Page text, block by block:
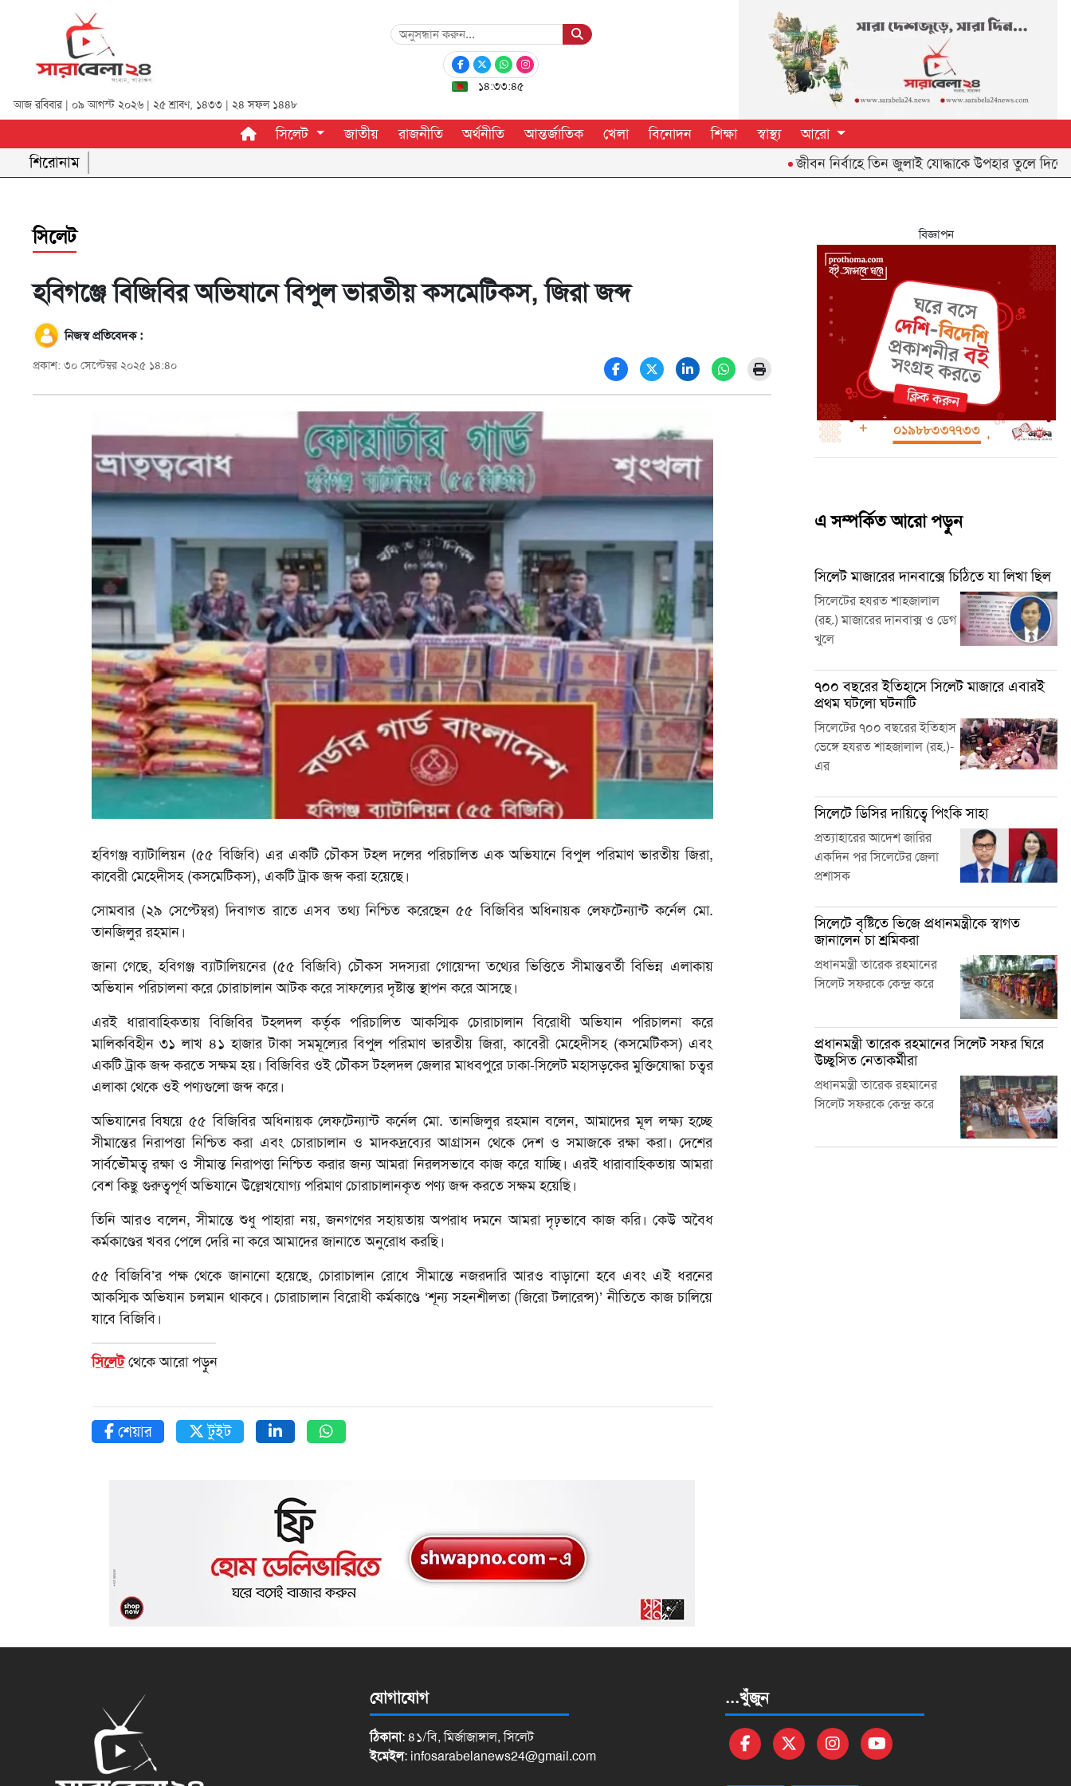
সিলেট
রাজনীতি
আন্তর্জাতিক
খেলা
শিক্ষা
আজ রবিবার | ০৯ আগস্ট ২০২৬ | ২৫ শ্রাবণ, ১৪৩৩ | ২৪ সফল ১৪৪৮
১৪:৩৩:৪৬
সিলেট জাতীয় রাজনীতি অর্থনীতি আন্তর্জাতিক খেলা বিনোদন শিক্ষা স্বাস্থ্য আরো
শিরোনাম জীবন নির্বাহে তিন জুলাই যোদ্ধাকে উপহার তুলে দিলেন
সিলেট
হবিগঞ্জে বিজিবির অভিযানে বিপুল ভারতীয় কসমেটিকস, জিরা জব্দ
নিজস্ব প্রতিবেদক :
প্রকাশ: ৩০ সেপ্টেম্বর ২০২৫ ১৪:৪০
হবিগঞ্জ ব্যাটালিয়ন (৫৫ বিজিবি) এর একটি চৌকস টহল দলের পরিচালিত এক অভিযানে বিপুল পরিমাণ ভারতীয় জিরা,
কাবেরী মেহেদীসহ (কসমেটিকস), একটি ট্রাক জব্দ করা হয়েছে।
সোমবার (২৯ সেপ্টেম্বর) দিবাগত রাতে এসব তথ্য নিশ্চিত করেছেন ৫৫ বিজিবির অধিনায়ক লেফটেন্যান্ট কর্নেল মো.
তানজিলুর রহমান।
জানা গেছে, হবিগঞ্জ ব্যাটালিয়নের (৫৫ বিজিবি) চৌকস সদস্যরা গোয়েন্দা তথ্যের ভিত্তিতে সীমান্তবর্তী বিভিন্ন এলাকায়
অভিযান পরিচালনা করে চোরাচালান আটক করে সাফল্যের দৃষ্টান্ত স্থাপন করে আসছে।
এরই ধারাবাহিকতায় বিজিবির টহলদল কর্তৃক পরিচালিত আকস্মিক চোরাচালান বিরোধী অভিযান পরিচালনা করে
মালিকবিহীন ৩১ লাখ ৪১ হাজার টাকা সমমূল্যের বিপুল পরিমাণ ভারতীয় জিরা, কাবেরী মেহেদীসহ (কসমেটিকস) এবং
একটি ট্রাক জব্দ করতে সক্ষম হয়। বিজিবির ওই চৌকস টহলদল জেলার মাধবপুরে ঢাকা-সিলেট মহাসড়কের মুক্তিযোদ্ধা চত্বর
এলাকা থেকে ওই পণ্যগুলো জব্দ করে।
অভিযানের বিষয়ে ৫৫ বিজিবির অধিনায়ক লেফটেন্যান্ট কর্নেল মো. তানজিলুর রহমান বলেন, আমাদের মূল লক্ষ্য হচ্ছে
সীমান্তের নিরাপত্তা নিশ্চিত করা এবং চোরাচালান ও মাদকদ্রব্যের আগ্রাসন থেকে দেশ ও সমাজকে রক্ষা করা। দেশের
সার্বভৌমত্ব রক্ষা ও সীমান্ত নিরাপত্তা নিশ্চিত করার জন্য আমরা নিরলসভাবে কাজ করে যাচ্ছি। এরই ধারাবাহিকতায় আমরা
বেশ কিছু গুরুত্বপূর্ণ অভিযানে উল্লেখযোগ্য পরিমাণ চোরাচালানকৃত পণ্য জব্দ করতে সক্ষম হয়েছি।
তিনি আরও বলেন, সীমান্তে শুধু পাহারা নয়, জনগণের সহায়তায় অপরাধ দমনে আমরা দৃঢ়ভাবে কাজ করি। কেউ অবৈধ
কর্মকাণ্ডের খবর পেলে দেরি না করে আমাদের জানাতে অনুরোধ করছি।
৫৫ বিজিবি’র পক্ষ থেকে জানানো হয়েছে, চোরাচালান রোধে সীমান্তে নজরদারি আরও বাড়ানো হবে এবং এই ধরনের
আকস্মিক অভিযান চলমান থাকবে। চোরাচালান বিরোধী কর্মকাণ্ডে ‘শূন্য সহনশীলতা (জিরো টলারেন্স)’ নীতিতে কাজ চালিয়ে
যাবে বিজিবি।
সিলেটথেকে আরো পড়ুন
শেয়ার টুইট
বিজ্ঞাপন
এ সম্পর্কিত আরো পড়ুন
সিলেট মাজারের দানবাক্সে চিঠিতে যা লিখা ছিল
সিলেটের হযরত শাহজালাল
(রহ.) মাজারের দানবাক্স ও ডেগ
খুলে
৭০০ বছরের ইতিহাসে সিলেট মাজারে এবারই
প্রথম ঘটলো ঘটনাটি
সিলেটের ৭০০ বছরের ইতিহাস
ভেঙ্গে হযরত শাহজালাল (রহ.)-
এর
সিলেটে ডিসির দায়িত্বে পিংকি সাহা
প্রত্যাহারের আদেশ জারির
একদিন পর সিলেটের জেলা
প্রশাসক
সিলেটে বৃষ্টিতে ভিজে প্রধানমন্ত্রীকে স্বাগত
জানালেন চা শ্রমিকরা
প্রধানমন্ত্রী তারেক রহমানের
সিলেট সফরকে কেন্দ্র করে
প্রধানমন্ত্রী তারেক রহমানের সিলেট সফর ঘিরে
উচ্ছ্বসিত নেতাকর্মীরা
প্রধানমন্ত্রী তারেক রহমানের
সিলেট সফরকে কেন্দ্র করে
যোগাযোগ
ঠিকানা: ৪১/বি, মির্জাজাঙ্গাল, সিলেট
ইমেইল: infosarabelanews24@gmail.com
...খুঁজুন